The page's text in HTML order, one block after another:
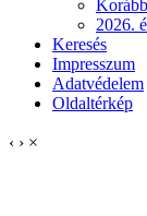
2026.
Keresés
Impresszum
Adatvédelem
Oldaltérkép
‹ › ×